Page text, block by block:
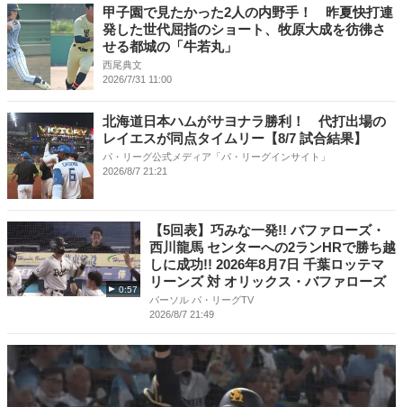
甲子園で見たかった2人の内野手！ 昨夏快打連
発した世代屈指のショート、牧原大成を彷彿さ
せる都城の「牛若丸」
西尾典文
2026/7/31 11:00
北海道日本ハムがサヨナラ勝利！ 代打出場の
レイエスが同点タイムリー【8/7 試合結果】
パ・リーグ公式メディア「パ・リーグインサイト」
2026/8/7 21:21
0:57
【5回表】巧みな一発!! バファローズ・
西川龍馬 センターへの2ランHRで勝ち越
しに成功!! 2026年8月7日 千葉ロッテマ
リーンズ 対 オリックス・バファローズ
パーソル パ・リーグTV
2026/8/7 21:49